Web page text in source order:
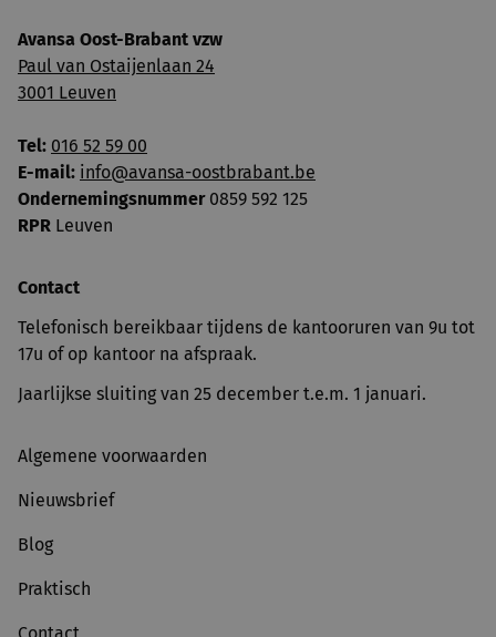
Avansa Oost-Brabant vzw
Paul van Ostaijenlaan 24
3001 Leuven
Tel: 016 52 59 00
E-mail: info@avansa-oostbrabant.be
Ondernemingsnummer0859 592 125
RPR Leuven
Contact
Telefonisch bereikbaar tijdens de kantooruren van 9u tot
17u of op kantoor na afspraak.
Jaarlijkse sluiting van 25 december t.e.m. 1 januari.
Algemene voorwaarden
Nieuwsbrief
Blog
Praktisch